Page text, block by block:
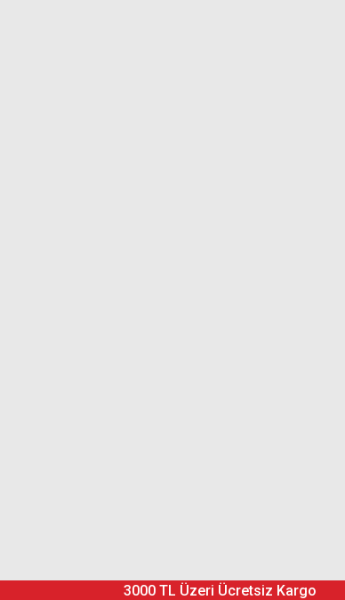
3000 TL Üzeri Ücretsiz Kargo